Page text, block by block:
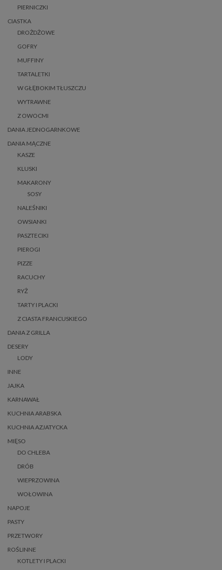
PIERNICZKI
CIASTKA
DROŻDŻOWE
GOFRY
MUFFINY
TARTALETKI
W GŁĘBOKIM TŁUSZCZU
WYTRAWNE
Z OWOCMI
DANIA JEDNOGARNKOWE
DANIA MĄCZNE
KASZE
KLUSKI
MAKARONY
SOSY
NALEŚNIKI
OWSIANKI
PASZTECIKI
PIEROGI
PIZZE
RACUCHY
RYŻ
TARTY I PLACKI
Z CIASTA FRANCUSKIEGO
DANIA Z GRILLA
DESERY
LODY
INNE
JAJKA
KARNAWAŁ
KUCHNIA ARABSKA
KUCHNIA AZJATYCKA
MIĘSO
DO CHLEBA
DRÓB
WIEPRZOWINA
WOŁOWINA
NAPOJE
PASTY
PRZETWORY
ROŚLINNE
KOTLETY I PLACKI